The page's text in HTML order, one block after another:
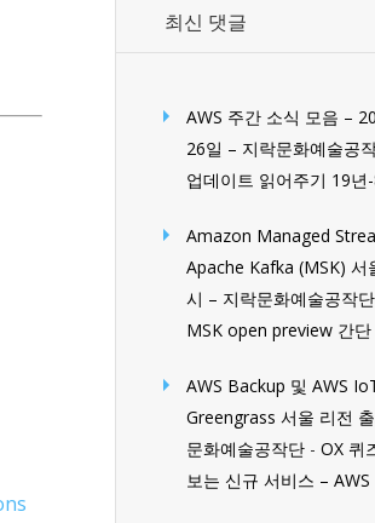
최신 댓글
AWS 주간 소식 모음 –
26일 – 지락문화예술공
업데이트 읽어주기 19년
Amazon Managed
Apache Kafka (MSK) 서
시 – 지락문화예술공작단
MSK open preview 간단
AWS Backup 및 AWS
Greengrass 서울 리전
문화예술공작단 - OX 퀴
보는 신규 서비스 –